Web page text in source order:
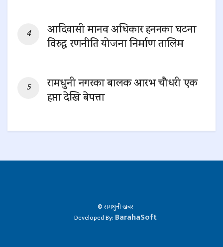
आदिवासी मानव अधिकार हननका घटना
विरुद्ध रणनीति योजना निर्माण तालिम
रामधुनी नगरका बालक आरभ चौधरी एक
हप्ता देखि बेपत्ता
© रामधुनी खबर
Developed By: BarahaSoft